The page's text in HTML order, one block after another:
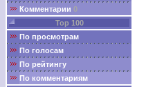
Комментарии 0
Top 100
По просмотрам
По голосам
По рейтингу
По комментариям